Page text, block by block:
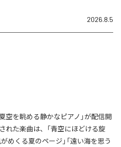
2026.8.5
空を眺める静かなピアノ」が配信開
れた楽曲は、「青空にほどける旋
がめくる夏のページ」「遠い海を思う